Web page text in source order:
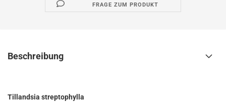
FRAGE ZUM PRODUKT
Beschreibung
Tillandsia streptophylla